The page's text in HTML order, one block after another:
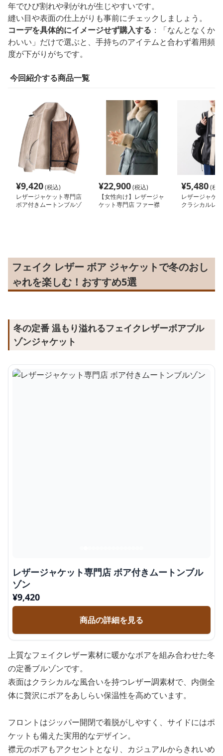
年でひび割れや剥がれが生じやすいです。
縫い目や表面の仕上がりも事前にチェックしましょう。
コーデを具体的にイメージせず購入する ：「なんとなくか
わいい」だけで選ぶと、手持ちのアイテムと合わず着用頻
度が下がりがちです。
今回紹介する商品一覧
¥9,420(税込)
レザージャケット専門店
ボア付きムートンブルゾ
¥22,900(税込)
【女性向け】レザージャ
ケット専門店 ファー襟
¥5,480(税
レザージャケ
クラシカルレ
フェイク レザー ボア ジャケットで冬のおし
ゃれを楽しむ！おすすめ5選
冬の定番 温もり溢れるフェイクレザーボアブル
ゾンジャケット
レザージャケット専門店 ボア付きムートンブル
ゾン
¥9,420
商品の詳細を見る
上質なフェイクレザー素材に暖かなボアを組み合わせた冬
の定番ブルゾンです。
表面はクラシカルな風合いを持つレザー調素材で、内側全
体に贅沢にボアをあしらい保温性を高めています。
フロントはジッパー開閉で着脱がしやすく、サイドにはポ
ケットも備えた実用的なデザイン。
襟元のボアもアクセントとなり、カジュアルからきれいめ